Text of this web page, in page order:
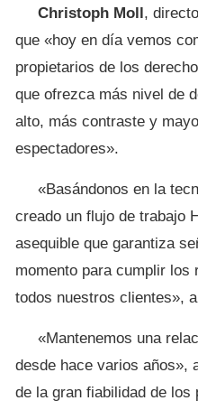
Christoph Moll ,
que «hoy en día vemos
propietarios de los
que ofrezca más nivel de
alto, más contraste y
espectadores».
«Basándonos en la
creado un flujo de trabajo
asequible que garantiza
momento para cumplir los
todos nuestros clientes»,
«Mantenemos una
desde hace varios años»,
de la gran fiabilidad de los